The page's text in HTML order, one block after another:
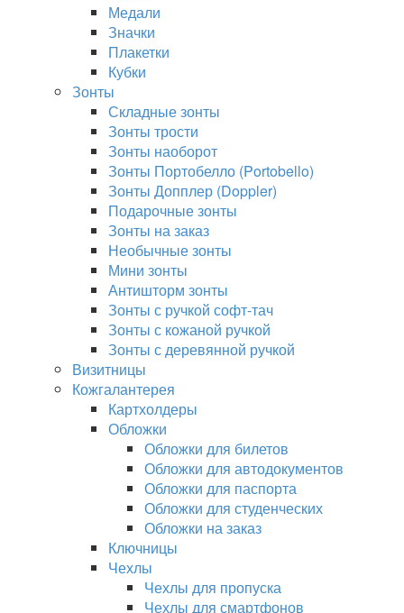
Медали
Значки
Плакетки
Кубки
Зонты
Складные зонты
Зонты трости
Зонты наоборот
Зонты Портобелло (Portobello)
Зонты Допплер (Doppler)
Подарочные зонты
Зонты на заказ
Необычные зонты
Мини зонты
Антишторм зонты
Зонты с ручкой софт-тач
Зонты с кожаной ручкой
Зонты с деревянной ручкой
Визитницы
Кожгалантерея
Картхолдеры
Обложки
Обложки для билетов
Обложки для автодокументов
Обложки для паспорта
Обложки для студенческих
Обложки на заказ
Ключницы
Чехлы
Чехлы для пропуска
Чехлы для смартфонов